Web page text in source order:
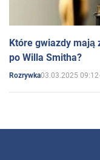
Które gwiazdy mają
po Willa Smitha?
Rozrywka03.03.2025 09:12